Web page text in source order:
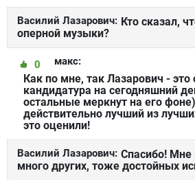
Василий Лазарович: Кто сказал,
оперной музыки?
макс:
0
Как по мне, так Лазарович -
кандидатура на сегодняшний
остальные меркнут на его
действительно лучший из
это оценили!
Василий Лазарович: Спасибо! Мне
много других, тоже достойных